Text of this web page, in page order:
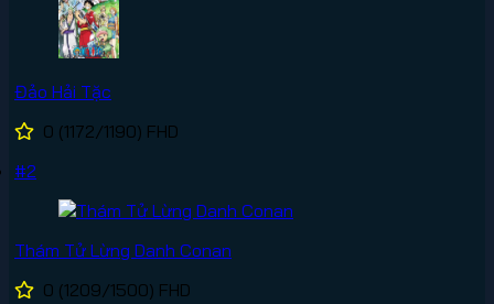
Đảo Hải Tặc
0 (1172/1190) FHD
#2
Thám Tử Lừng Danh Conan
0 (1209/1500) FHD